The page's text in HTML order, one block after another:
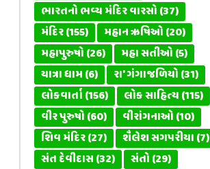
ભારતનો ભવ્ય મંદિર વારસો(37)
મંદિર(155) મહાન ઋષિઓ(20)
મહાપુરુષો(26) મહા સતીઓ(5)
યાત્રા ધામ(6) રા' ગંગાજળિયો(31)
લોકવાર્તા(156) લોક સાહિત્ય(115)
વીર પુરુષો(60) વીરાંગનાઓ(10)
શિવ મંદિર(27) શૈલેશ સગપરીયા(7)
સંત દેવીદાસ(32) સંતો(29)